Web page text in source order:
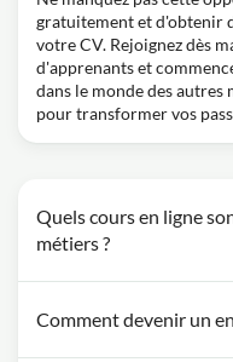
gratuitement et d'obtenir
votre CV. Rejoignez dès
d'apprenants et
dans le monde des
pour transformer vos
Quels cours en ligne
métiers ?
Comment devenir un